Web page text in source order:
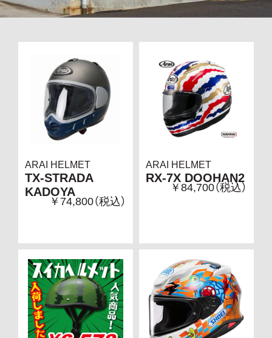
ARAI HELMET
TX-STRADA
KADOYA
￥74,800（税込）
ARAI HELMET
RX-7X DOOHAN2
￥84,700（税込）